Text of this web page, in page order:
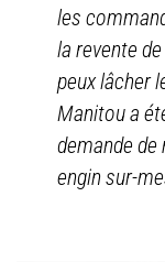
les
la revente
peux lâcher
Manitou a
demande de
engin sur-